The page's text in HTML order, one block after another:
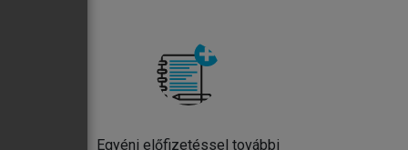
Egyéni előfizetéssel további